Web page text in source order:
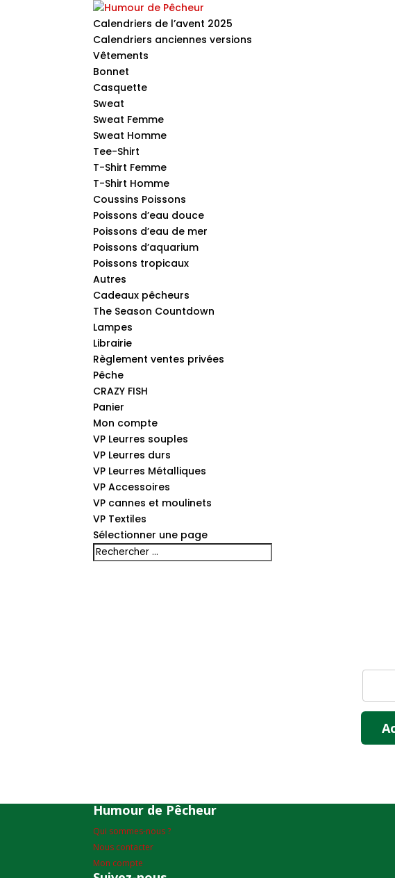
Calendriers de l’avent 2025
Calendriers anciennes versions
Vêtements
Bonnet
Casquette
Sweat
Sweat Femme
Sweat Homme
Tee-Shirt
T-Shirt Femme
T-Shirt Homme
Coussins Poissons
Poissons d’eau douce
Poissons d’eau de mer
Poissons d’aquarium
Poissons tropicaux
Autres
Cadeaux pêcheurs
The Season Countdown
Lampes
Librairie
Règlement ventes privées
Pêche
CRAZY FISH
Panier
Mon compte
VP Leurres souples
VP Leurres durs
VP Leurres Métalliques
VP Accessoires
VP cannes et moulinets
VP Textiles
Sélectionner une page
Humour de Pêcheur
Qui sommes-nous ?
Nous contacter
Mon compte